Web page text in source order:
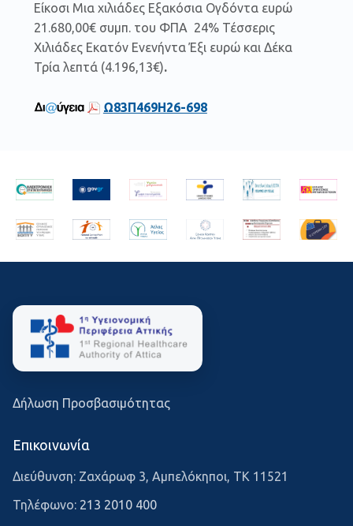
Είκοσι Μια χιλιάδες Εξακόσια Ογδόντα ευρώ
21.680,00€ συμπ. του ΦΠΑ 24% Τέσσερις
Χιλιάδες Εκατόν Ενενήντα Έξι ευρώ και Δέκα
Τρία λεπτά (4.196,13€).
Ω83Π469Η26-698
Δήλωση Προσβασιμότητας
Επικοινωνία
Διεύθυνση: Ζαχάρωφ 3, Αμπελόκηποι, ΤΚ 11521
Τηλέφωνο: 213 2010 400